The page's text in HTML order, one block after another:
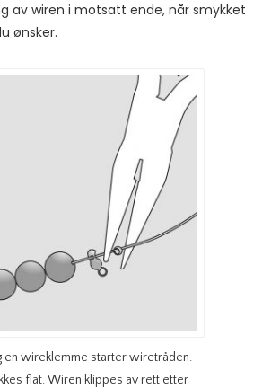
av wiren i motsatt ende, når smykket
ønsker.
en wireklemme starter wiretråden.
flat. Wiren klippes av rett etter